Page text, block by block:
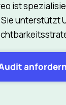
ist
Sie unterstützt
anfordern